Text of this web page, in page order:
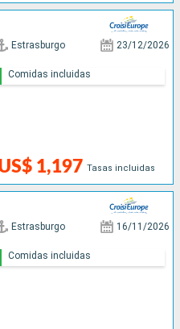
Estrasburgo 23/12/2026
1,197 Tasas incluidas
Comidas incluidas
Estrasburgo 16/11/2026
Comidas incluidas